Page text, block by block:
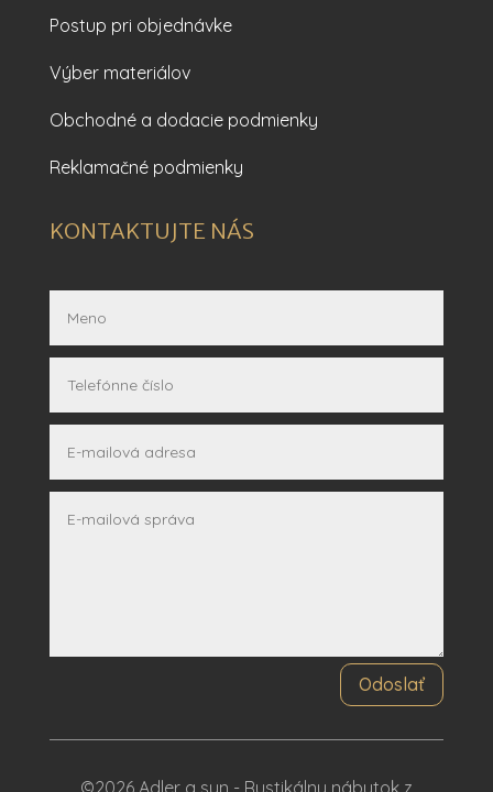
Postup pri objednávke
Výber materiálov
Obchodné a dodacie podmienky
Reklamačné podmienky
KONTAKTUJTE NÁS
Odoslať
©2026 Adler a syn - Rustikálny nábytok z